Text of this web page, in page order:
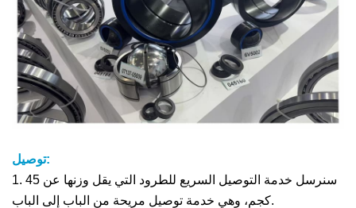
توصيل:
1. سنرسل خدمة التوصيل السريع للطرود التي يقل وزنها عن 45
كجم، وهي خدمة توصيل مريحة من الباب إلى الباب.